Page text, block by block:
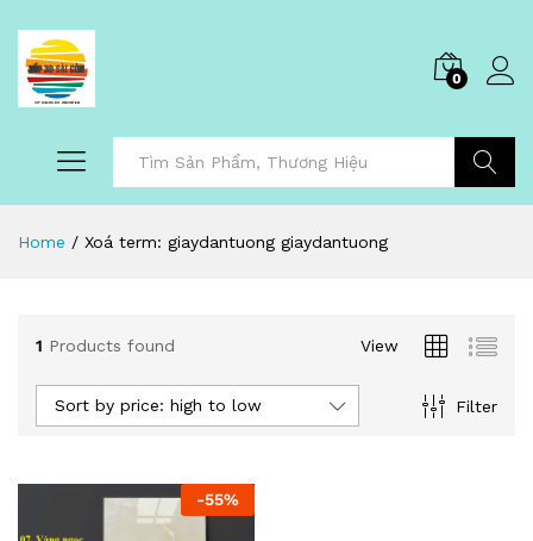
0
Home / Xoá term: giaydantuong giaydantuong
1 Products found View
Filter
Sort by price: high to low
-55%